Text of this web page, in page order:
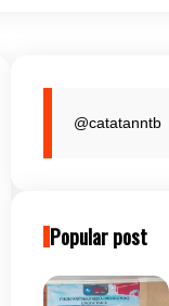
@catatanntb
Popular post